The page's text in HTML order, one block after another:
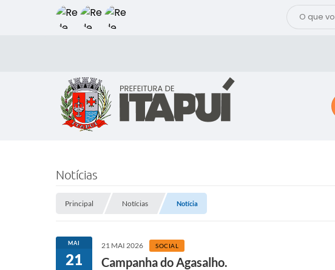
Notícias
Principal Notícias Notícia
MAI
21
21 MAI 2026 SOCIAL
Campanha do Agasalho.